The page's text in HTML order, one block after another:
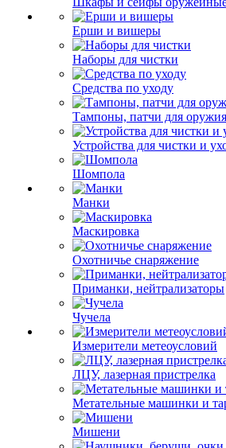
Ерши и вишеры
Наборы для чистки
Средства по уходу
Тампоны, патчи для оружия
Устройства для чистки и
Шомпола
Манки
Маскировка
Охотничье снаряжение
Приманки, нейтрализаторы
Чучела
Измерители метеоусловий
ЛЦУ, лазерная пристрелка
Метательные машинки и
Мишени